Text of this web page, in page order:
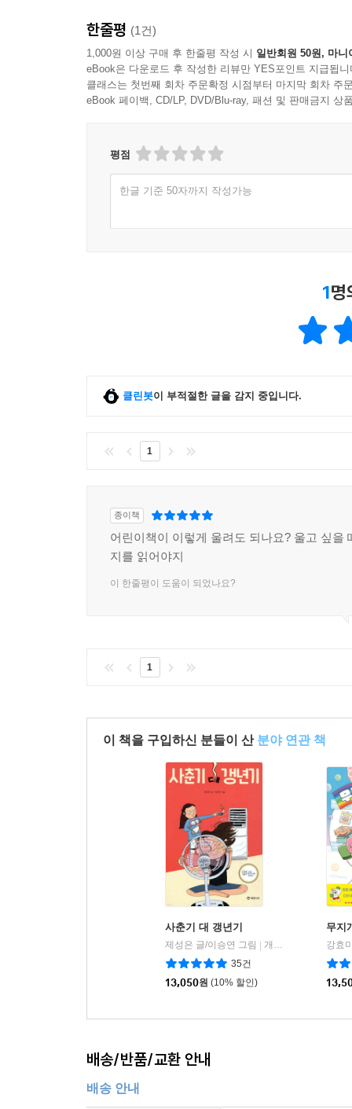
한줄평 (1건)
1,000원 이상 구매 후 한줄평 작성 시 일반회원 50원, 마니
eBook은 다운로드 후 작성한 리뷰만 YES포인트 지급됩니
클래스는 첫번째 회차 주문확정 시점부터 마지막 회차 주
eBook 페이백, CD/LP, DVD/Blu-ray, 패션 및 판매금지 상
평점
한글 기준 50자까지 작성가능
1명
클린봇이 부적절한 글을 감지 중입니다.
1
종이책
어린이책이 이렇게 울려도 되나요? 울고 싶을
지를 읽어야지
이 한줄평이 도움이 되었나요?
1
이 책을 구입하신 분들이 산 분야 연관 책
사춘기 대 갱년기
제성은 글/이승연 그림
개암나무
35건
13,050원 (10% 할인)
무지
강효
배송/반품/교환 안내
배송 안내